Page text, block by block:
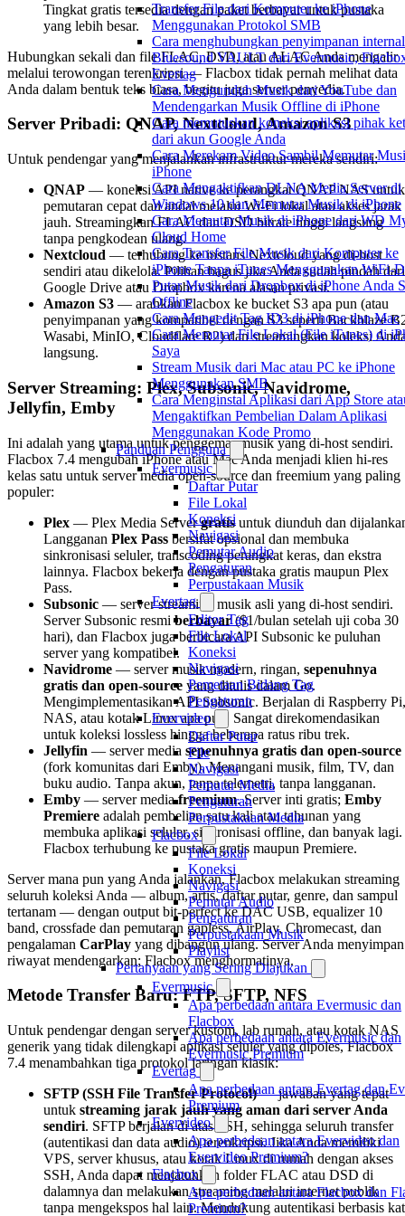
Transfer File dari Komputer ke iPhone
Menggunakan Protokol SMB
Cara menghubungkan penyimpanan internal
Bluesound VAULT dari Evermusic,
Evertag
Cara Mengunduh Musik dari YouTube dan
Mendengarkan Musik Offline di iPhone
Cara memutuskan koneksi aplikasi pihak
dari akun Google Anda
Cara Merekam Video Sambil Memutar
iPhone
Cara Mengaktifkan DLNA Media Server di
Windows 10 dan Memutar Musik di iPhone
Cara Memutar Musik di iPhone dari WD
Cloud Home
Cara Transfer File Musik dari Komputer ke
iPhone Tanpa iTunes Menggunakan WiFi-
Putar Musik dari Dropbox di iPhone Anda
Offline
Cara Mengedit Tag ID3 di iPhone dan Mac
Cara Memutar File Lokal (File iTunes) di
Saya
Stream Musik dari Mac atau PC ke iPhone
Menggunakan SMB
Cara Menginstal Aplikasi dari App Store
Mengaktifkan Pembelian Dalam Aplikasi
Menggunakan Kode Promo
Panduan Pengguna
Evermusic
Daftar Putar
File Lokal
Koneksi
Navigasi
Pemutar Audio
Pengaturan
Perpustakaan Musik
Evertag
Editor Tag
File Lokal
Koneksi
Navigasi
Pemetaan Bidang Tag
Pengaturan
Evervideo
Daftar Putar
File
Navigasi
Pemutar Media
Pengaturan
Perpustakaan Media
Flacbox
File Lokal
Koneksi
Navigasi
Pemutar Audio
Pengaturan
Perpustakaan Musik
Playlist
Pertanyaan yang Sering Diajukan
Evermusic
Apa perbedaan antara Evermusic dan
Flacbox
Apa perbedaan antara Evermusic dan
Evermusic Premium
Evertag
Apa perbedaan antara Evertag dan
Premium
Evervideo
Apa perbedaan antara Evervideo dan
Evervideo Premium?
Flacbox
Apa perbedaan antara Flacbox dan
Premium?
Tingkat gratis tersedia dengan paket berbayar untuk pustaka
yang lebih besar.
Hubungkan sekali dan file FLAC, DSD, atau ALAC Anda mengalir
melalui terowongan terenkripsi — Flacbox tidak pernah melihat data
Anda dalam bentuk teks biasa, begitu juga server penyedia.
Server Pribadi: QNAP, Nextcloud, Amazon S3
Untuk pendengar yang menjalankan infrastruktur mereka sendiri:
QNAP — koneksi API native ke perangkat QNAP NAS untuk
pemutaran cepat dan andal melalui Wi-Fi lokal atau akses jarak
jauh. Streamingkan FLAC dan DSD bitrate tinggi langsung
tanpa pengkodean ulang.
Nextcloud — terhubung ke instans Nextcloud yang di-host
sendiri atau dikelola. Pilihan bagus jika Anda sudah pindah dari
Google Drive atau Dropbox karena alasan privasi.
Amazon S3 — arahkan Flacbox ke bucket S3 apa pun (atau
penyimpanan yang kompatibel dengan S3 seperti Backblaze
Wasabi, MinIO, Cloudflare R2) dan streamingkan koleksi
langsung.
Server Streaming: Plex, Subsonic, Navidrome,
Jellyfin, Emby
Ini adalah yang utama untuk penggemar musik yang di-host sendiri.
Flacbox 7.4 mengubah iPhone atau Mac Anda menjadi klien hi-res
kelas satu untuk server media open-source dan freemium yang paling
populer:
Plex — Plex Media Servergratisuntuk diunduh dan
Langganan Plex Pass bersifat opsional dan membuka
sinkronisasi seluler, transcoding perangkat keras, dan ekstra
lainnya. Flacbox bekerja dengan pustaka gratis maupun Plex
Pass.
Subsonic — server streaming musik asli yang di-host sendiri.
Server Subsonic resmiberbayar($1/bulan setelah uji coba 30
hari), dan Flacbox juga berbicara API Subsonic ke puluhan
server yang kompatibel.
Navidrome — server musik modern, ringan, sepenuhnya
gratis dan open-source yang ditulis dalam Go.
Mengimplementasikan API Subsonic. Berjalan di Raspberry Pi,
NAS, atau kotak Linux apa pun. Sangat direkomendasikan
untuk koleksi lossless hingga beberapa ratus ribu trek.
Jellyfin — server media sepenuhnya gratis dan open-source
(fork komunitas dari Emby). Menangani musik, film, TV, dan
buku audio. Tanpa akun, tanpa telemetri, tanpa langganan.
Emby — server mediafreemium. Server inti gratis; Emby
Premiere adalah pembelian satu kali atau tahunan yang
membuka aplikasi seluler, sinkronisasi offline, dan banyak lagi.
Flacbox terhubung ke pustaka gratis maupun Premiere.
Server mana pun yang Anda jalankan, Flacbox melakukan streaming
seluruh koleksi Anda — album, artis, daftar putar, genre, dan sampul
tertanam — dengan output bit-perfect ke DAC USB, equalizer 10
band, crossfade dan pemutaran gapless, AirPlay, Chromecast, dan
pengalaman CarPlay yang dibangun ulang. Server Anda menyimpan
riwayat mendengarkan; Flacbox menghormatinya.
Metode Transfer Baru: FTP, SFTP, NFS
Untuk pendengar dengan server kustom, lab rumah, atau kotak NAS
generik yang tidak dilengkapi aplikasi seluler yang dipoles, Flacbox
7.4 menambahkan tiga protokol jaringan klasik:
SFTP (SSH File Transfer Protocol)— jawaban yang tepat
untuk streaming jarak jauh yang aman dari server Anda
sendiri. SFTP berjalan di atas SSH, sehingga seluruh transfer
(autentikasi dan data audio) terenkripsi. Jika Anda memiliki
VPS, server khusus, atau kotak Linux di rumah dengan akses
SSH, Anda dapat menjatuhkan folder FLAC atau DSD di
dalamnya dan melakukan streaming melalui internet publik
tanpa mengekspos hal lain. Mendukung autentikasi berbasis